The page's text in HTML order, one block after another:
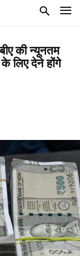
की न्यूनतम
लिए देने होंगे